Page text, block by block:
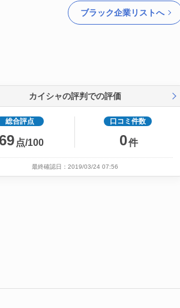
ブラック企業リストへ
カイシャの評判での評価
総合評点
69 点/100
口コミ件数
0件
最終確認日：2019/03/24 07:56